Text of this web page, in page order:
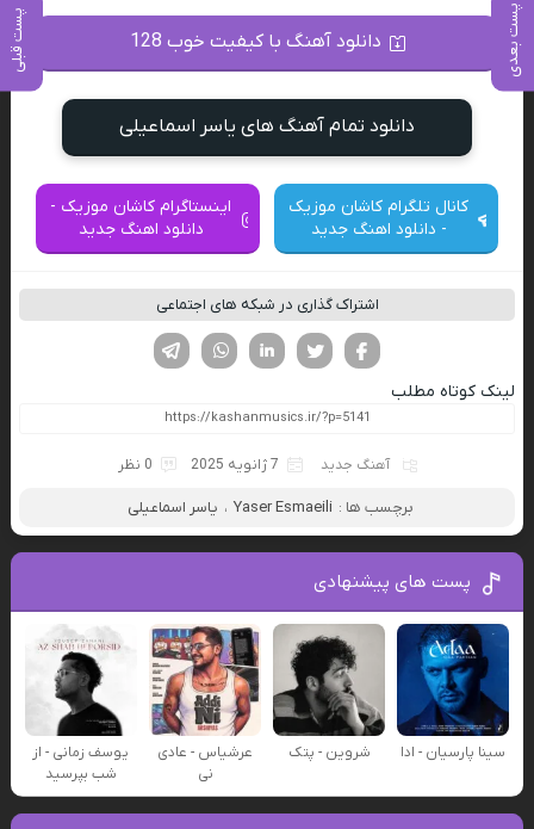
پست بعدی پست قبلی دانلود آهنگ با کیفیت خوب 128
دانلود تمام آهنگ های یاسر اسماعیلی
کانال تلگرام کاشان موزیک
- دانلود اهنگ جدید
اینستاگرام کاشان موزیک -
دانلود اهنگ جدید
اشتراک گذاری در شبکه های اجتماعی
لینکدین تویتر
فیسوک
لینک کوتاه مطلب
آهنگ جدید 7 ژانویه 2025 0 نظر
برچسب ها : Yaser Esmaeili ، یاسر اسماعیلی
پست های پیشنهادی
سینا پارسیان - ادا شروین - پتک
عرشیاس - عادی
نی
یوسف زمانی - از
شب بپرسید